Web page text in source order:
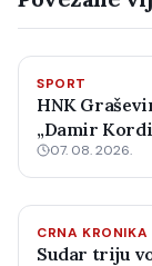
SPORT
HNK
„Damir
07. 08. 2026.
CRNA KRONIKA
Sudar triju